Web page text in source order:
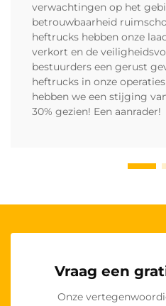
verwachtingen op het
betrouwbaarheid
heftrucks hebben onze
verkort en de
bestuurders een gerust
heftrucks in onze
hebben we een stijging
30% gezien! Een aanrader!
Vraag een
Onze